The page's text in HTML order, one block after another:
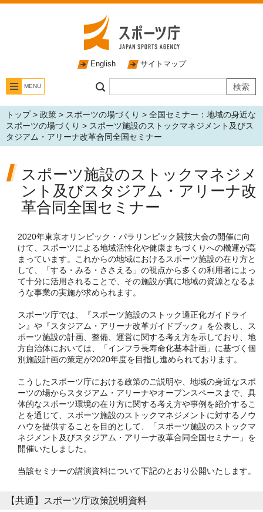
English サイトマップ
MENU
トップ> 政策 > スポーツの場づくり > 全国セミナー：地域の身近な
スポーツの場づくり > スポーツ施設のストックマネジメント及びス
タジアム・アリーナ改革合同全国セミナー
スポーツ施設のストックマネジメ
ント及びスタジアム・アリーナ改
革合同全国セミナー
2020年東京オリンピック・パラリンピック競技大会の開催に向
けて、スポーツによる地域活性化や健康まちづくりへの機運が高
まっています。これからの地域におけるスポーツ施設の在り方と
して、「する・みる・ささえる」の視点から多くの利用者によっ
て十分に活用されることで、その施設が真に地域の資源となるよ
うな事業の実施が求められます。
スポーツ庁では、『スポーツ施設のストック適正化ガイドライ
ン』や『スタジアム・アリーナ改革ガイドブック』を公表し、ス
ポーツ施設の計画、整備、運営に関する考え方を示しており、地
方自治体においては、「インフラ長寿命化基本計画」に基づく個
別施設計画の策定が2020年度を目指し進められております。
こうしたスポーツ庁における政策のご説明や、地域の身近なスポ
ーツの場からスタジアム・アリーナやオープンスペースまで、具
体的なスポーツ環境の在り方に関する考え方や事例を紹介するこ
とを通じて、スポーツ施設のストックマネジメントに対するノウ
ハウを提供することを目的として、「スポーツ施設のストックマ
ネジメント及びスタジアム・アリーナ改革合同全国セミナー」を
開催いたしました。
当該セミナーの講演資料について下記のとおり公開いたします。
【共通】スポーツ庁政策説明資料